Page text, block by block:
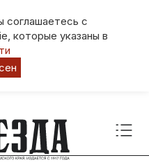
соглашаетесь с
которые указаны в